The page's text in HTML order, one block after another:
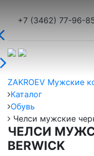
+7 (3462) 77-96-
ZAKROEV Мужские
Каталог
Обувь
Челси мужские
ЧЕЛСИ
BERWICK